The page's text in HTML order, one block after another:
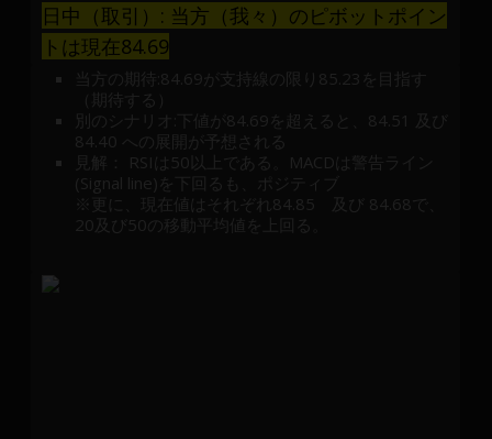
日中（取引）: 当方（我々）のピボットポイン
トは現在84.69
当方の期待:84.69が支持線の限り85.23を目指す
（期待する）
別のシナリオ:下値が84.69を超えると、84.51 及び
84.40 への展開が予想される
見解： RSIは50以上である。MACDは警告ライン
(Signal line)を下回るも、ポジティブ
※更に、現在値はそれぞれ84.85 及び 84.68で、
20及び50の移動平均値を上回る。